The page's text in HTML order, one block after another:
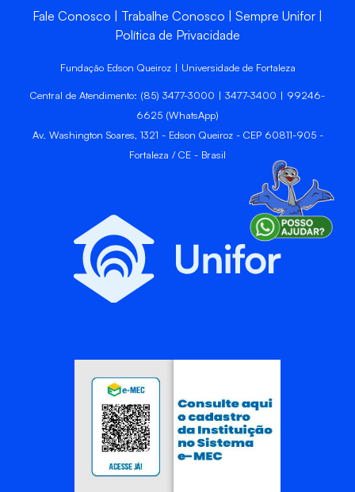
Fale Conosco Trabalhe Conosco
Sempre Unifor
Política de Privacidade
Fundação Edson Queiroz | Universidade de Fortaleza
Central de Atendimento: (85) 3477-3000 | 3477-3400 | 99246-
6625 (WhatsApp)
Av. Washington Soares, 1321 - Edson Queiroz - CEP 60811-905 -
Fortaleza / CE - Brasil